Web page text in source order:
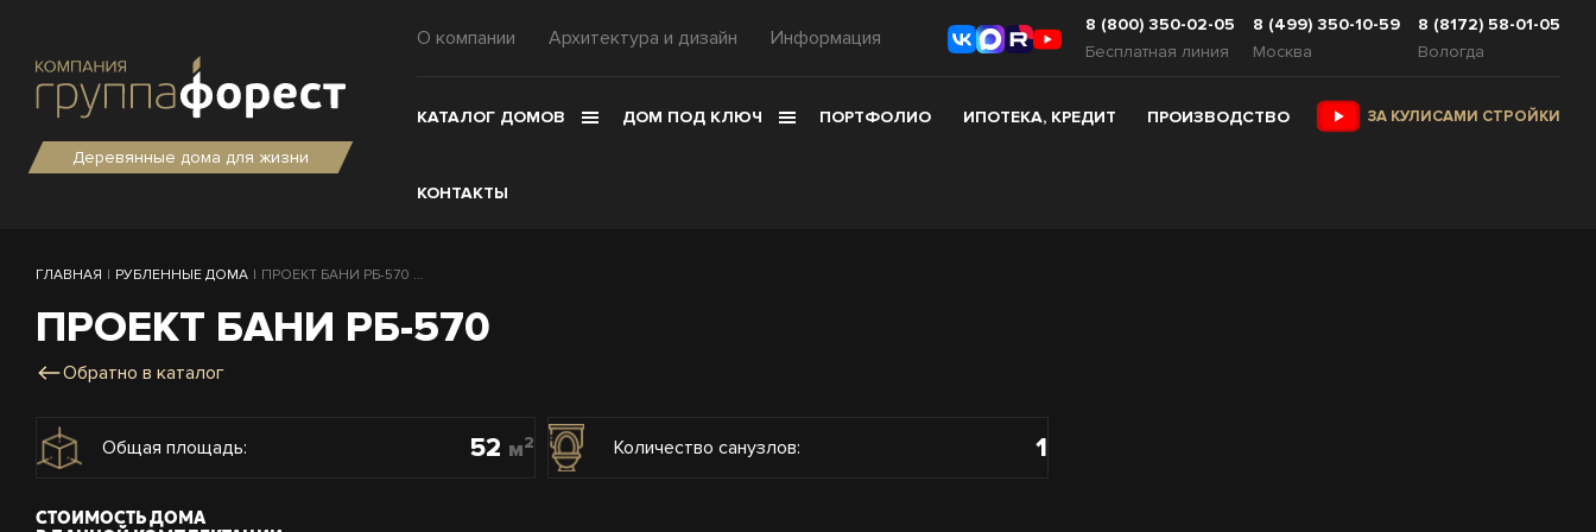
Деревянные дома для жизни
О компании Архитектура и дизайн Информация
8 (800) 350-02-05
Бесплатная линия
8 (499) 350-10-59
Москва
8 (8172) 58-01-05
Вологда
КАТАЛОГ ДОМОВ ДОМ ПОД КЛЮЧ ПОРТФОЛИО ИПОТЕКА, КРЕДИТ ПРОИЗВОДСТВО ЗА КУЛИСАМИ СТРОЙКИ
КОНТАКТЫ
ГЛАВНАЯ | РУБЛЕННЫЕ ДОМА | ПРОЕКТ БАНИ РБ-570 ...
ПРОЕКТ БАНИ РБ-570
Обратно в каталог
Общая площадь: 52 м2 Количество санузлов: 1
СТОИМОСТЬ ДОМА